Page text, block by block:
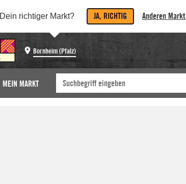
Dein richtiger Markt? JA, RICHTIG Anderen
Bornheim (Pfalz)
MEIN MARKT